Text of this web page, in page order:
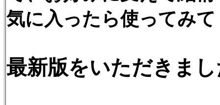
気に入ったら使ってみ
最新版をいただき